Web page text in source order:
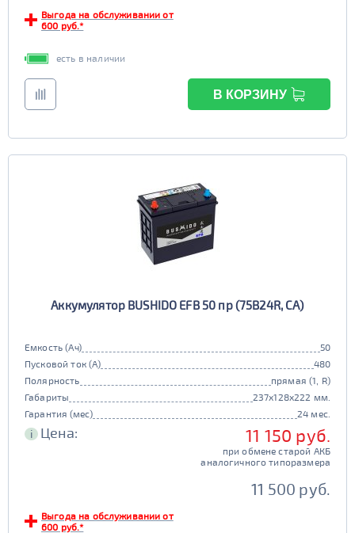
Выгода на обслуживании от
600 руб.*
есть в наличии
В КОРЗИНУ
Аккумулятор BUSHIDO EFB 50 пр (75B24R, CA)
Емкость (Ач)
50
Пусковой ток (А)
480
Полярность
прямая (1, R)
Габариты
237x128x222 мм.
Гарантия (мес)
24 мес.
i Цена: 11 150 руб.
при обмене старой АКБ
аналогичного типоразмера
11 500 руб.
Выгода на обслуживании от
600 руб.*